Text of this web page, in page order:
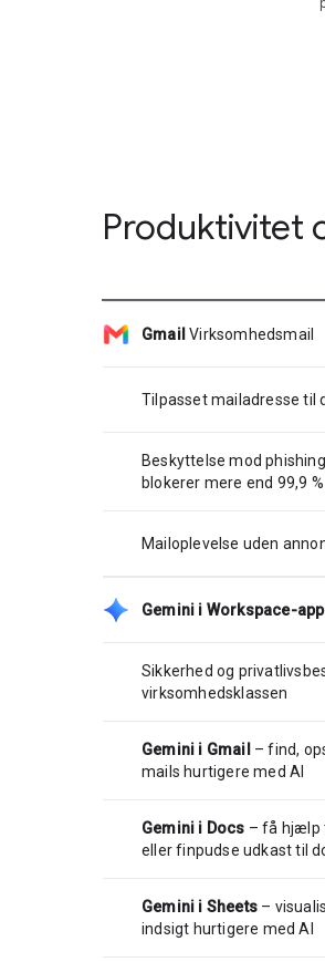
Produktivitet
Gmail Virksomhedsmail
Tilpasset mailadresse til
Beskyttelse mod
blokerer mere end 99,9
Mailoplevelse uden
Gemini i Workspace-
Sikkerhed og
virksomhedsklassen
Gemini i Gmail – find,
mails hurtigere med AI
Gemini i Docs – få hjælp
eller finpudse udkast til
Gemini i Sheets –
indsigt hurtigere med AI